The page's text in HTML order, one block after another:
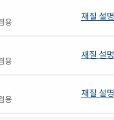
용
재질 설명
용
재질 설명
용
재질 설명